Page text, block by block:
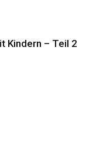
Kindern – Teil 2